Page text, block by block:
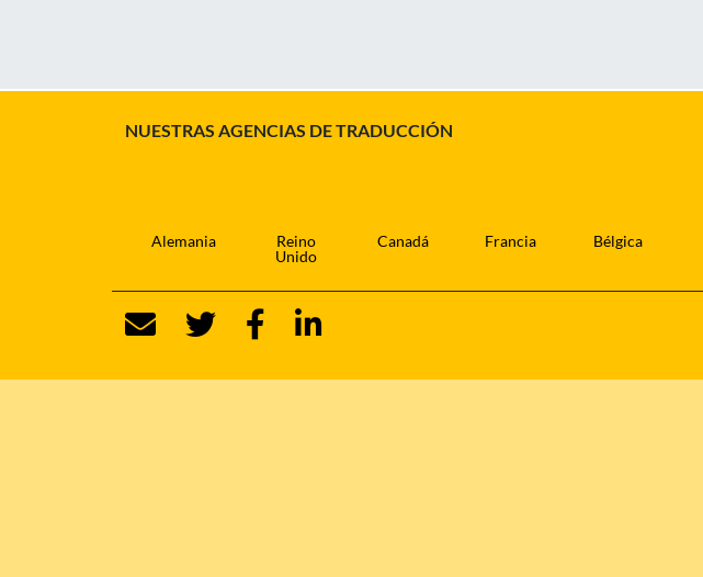
NUESTRAS AGENCIAS DE TRADUCCIÓN
Alemania
Reino
Unido
Canadá Francia Bélgica